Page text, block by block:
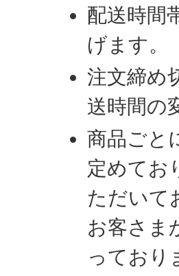
配送時間
げます。
注文締め
送時間の
商品ごと
定めてお
ただいて
お客さま
っており